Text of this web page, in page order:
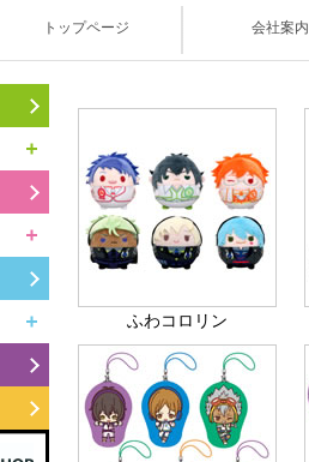
株式会社マックスリミテッド
トップページ 会社案内
ふわコロリン